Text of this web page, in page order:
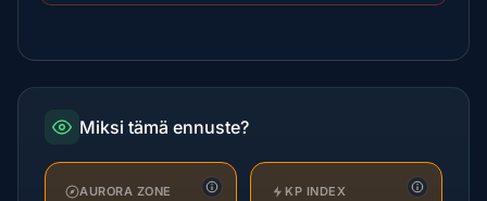
Miksi tämä ennuste?
AURORA ZONE KP INDEX